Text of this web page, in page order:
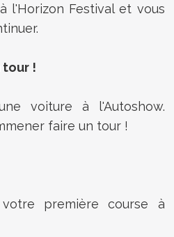
l'Horizon Festival et vous
tour !
voiture à l'Autoshow.
faire un tour !
première course à